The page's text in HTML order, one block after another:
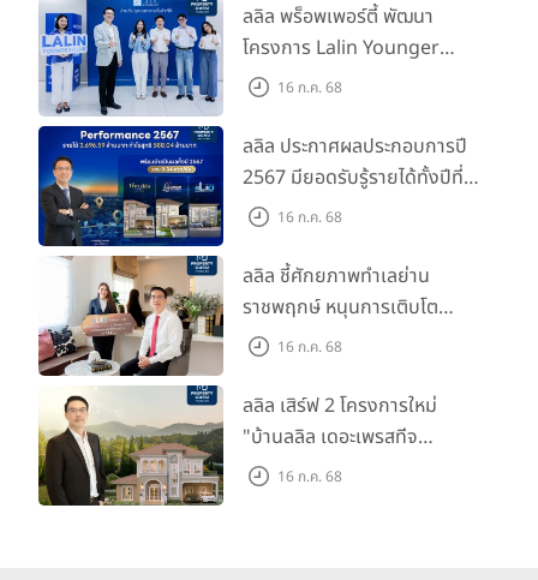
ลลิล พร็อพเพอร์ตี้ พัฒนา
โครงการ Lalin Younger
Club ส่งเสริมผู้นำรุ่นใหม่
16 ก.ค. 68
ลลิล ประกาศผลประกอบการปี
2567 มียอดรับรู้รายได้ทั้งปีที่
3,696.59 ล้านบาท กำไรสุทธิ
ปันผลทั้งปี 2567 รวม 0.34
บาท/หุ้น
16 ก.ค. 68
ลลิล ชี้ศักยภาพทำเลย่าน
ราชพฤกษ์ หนุนการเติบโต
ตลาดที่อยู่อาศัย พร้อมเปิดตัว
ราชพฤกษ์-345" มูลค่า 600
ลบ.
16 ก.ค. 68
ลลิล เสิร์ฟ 2 โครงการใหม่
"บ้านลลิล เดอะเพรสทีจ
ราชบุรี" และ "ไลโอ ราชบุรี"
16 ก.ค. 68